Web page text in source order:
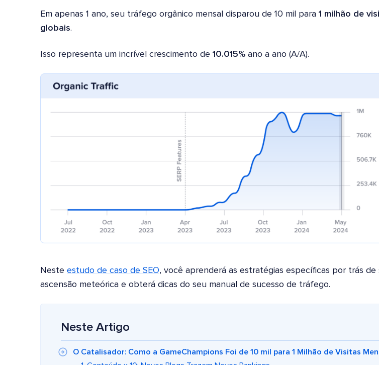
Em apenas 1 ano, seu tráfego orgânico mensal disparou de 10 mil para 1 milhão de
globais.
Isso representa um incrível crescimento de 10.015% ano a ano (A/A).
Neste estudo de caso de SEO, você aprenderá as estratégias específicas por trás de
ascensão meteórica e obterá dicas do seu manual de sucesso de tráfego.
Neste Artigo
O Catalisador: Como a GameChampions Foi de 10 mil para 1 Milhão de Visitas